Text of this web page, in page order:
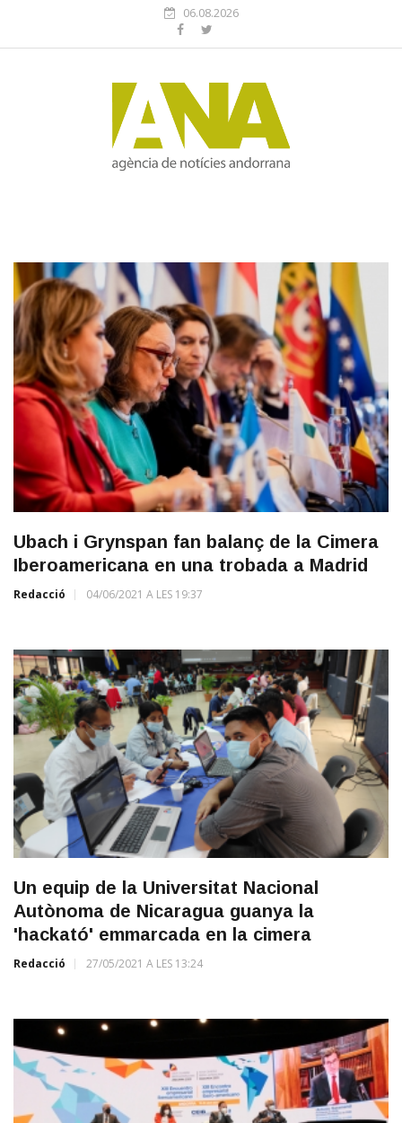
06.08.2026
Ubach i Grynspan fan balanç de la Cimera
Iberoamericana en una trobada a Madrid
Redacció 04/06/2021 A LES 19:37
Un equip de la Universitat Nacional
Autònoma de Nicaragua guanya la
'hackató' emmarcada en la cimera
Redacció 27/05/2021 A LES 13:24